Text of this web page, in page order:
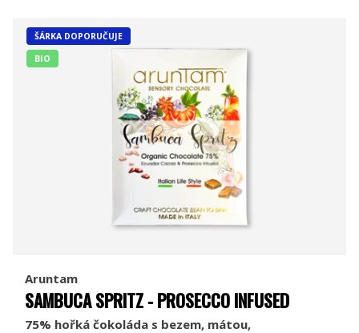
ŠÁRKA DOPORUČUJE
BIO
Aruntam
SAMBUCA SPRITZ - PROSECCO INFUSED
75% hořká čokoláda s bezem, mátou,